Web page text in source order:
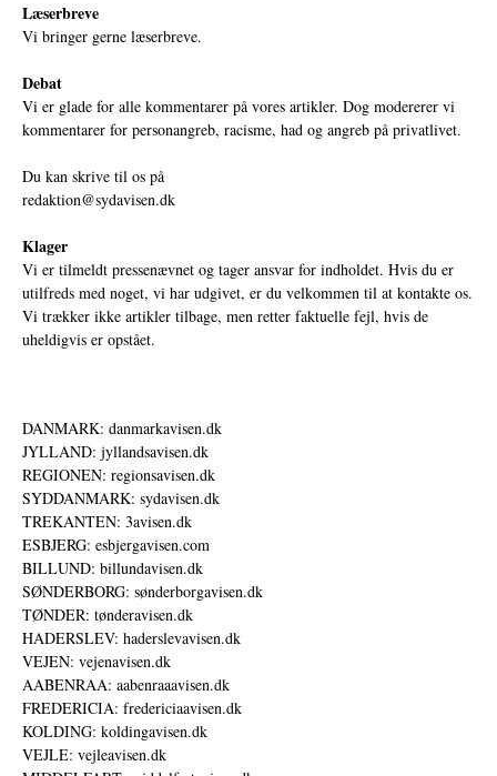
Læserbreve
Vi bringer gerne læserbreve.
Debat
Vi er glade for alle kommentarer på vores artikler. Dog modererer vi
kommentarer for personangreb, racisme, had og angreb på privatlivet.
Du kan skrive til os på
redaktion@sydavisen.dk
Klager
Vi er tilmeldt pressenævnet og tager ansvar for indholdet. Hvis du er
utilfreds med noget, vi har udgivet, er du velkommen til at kontakte os.
Vi trækker ikke artikler tilbage, men retter faktuelle fejl, hvis de
uheldigvis er opstået.
DANMARK: danmarkavisen.dk
JYLLAND: jyllandsavisen.dk
REGIONEN: regionsavisen.dk
SYDDANMARK: sydavisen.dk
TREKANTEN: 3avisen.dk
ESBJERG: esbjergavisen.com
BILLUND: billundavisen.dk
SØNDERBORG: sønderborgavisen.dk
TØNDER: tønderavisen.dk
HADERSLEV: haderslevavisen.dk
VEJEN: vejenavisen.dk
AABENRAA: aabenraaavisen.dk
FREDERICIA: fredericiaavisen.dk
KOLDING: koldingavisen.dk
VEJLE: vejleavisen.dk